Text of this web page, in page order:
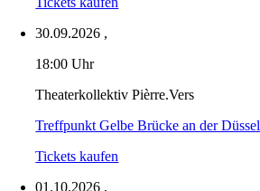
30.09.2026 ,
18:00 Uhr
Theaterkollektiv Pièrre.Vers
Treffpunkt Gelbe Brücke an der Düssel
Tickets kaufen
01.10.2026 ,